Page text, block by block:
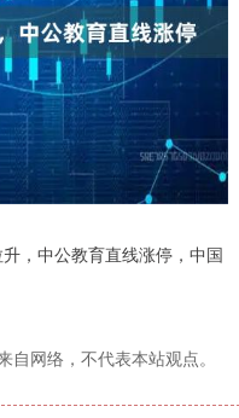
，中公教育直线涨停，中国
自网络，不代表本站观点。